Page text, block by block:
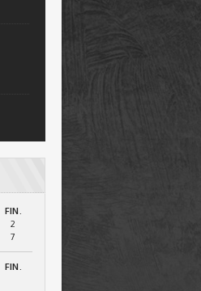
FIN.
2
7
FIN.